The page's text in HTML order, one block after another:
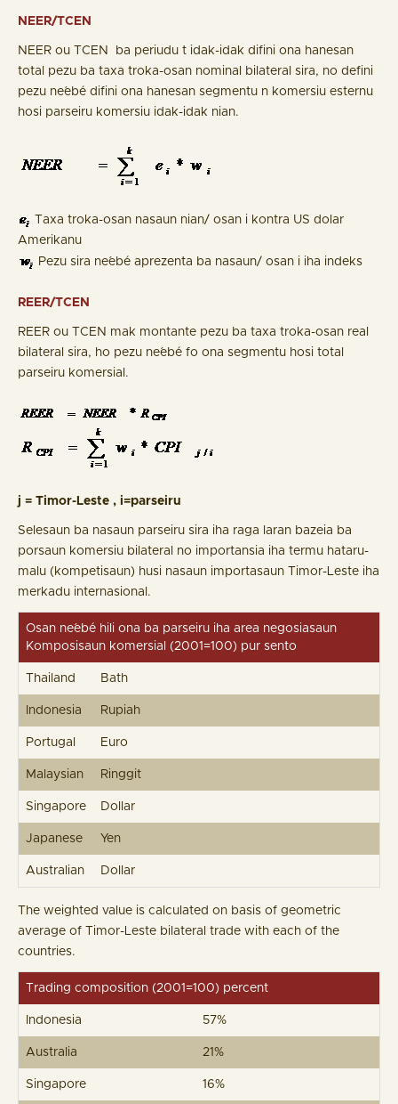
NEER/TCEN
NEER ou TCEN ba periudu t idak-idak difini ona hanesan
total pezu ba taxa troka-osan nominal bilateral sira, no defini
pezu ne´ebé difini ona hanesan segmentu n komersiu esternu
hosi parseiru komersiu idak-idak nian.
Taxa troka-osan nasaun nian/ osan i kontra US dolar
Amerikanu
Pezu sira ne´ebé aprezenta ba nasaun/ osan i iha indeks
REER/TCEN
REER ou TCEN mak montante pezu ba taxa troka-osan real
bilateral sira, ho pezu ne´ebé fo ona segmentu hosi total
parseiru komersial.
j = Timor-Leste , i=parseiru
Selesaun ba nasaun parseiru sira iha raga laran bazeia ba
porsaun komersiu bilateral no importansia iha termu hataru-
malu (kompetisaun) husi nasaun importasaun Timor-Leste iha
merkadu internasional.
Osan ne´ebé hili ona ba parseiru iha area negosiasaun
Komposisaun komersial (2001=100) pur sento
Thailand Bath
Indonesia Rupiah
Portugal Euro
Malaysian Ringgit
Singapore Dollar
Japanese Yen
Australian Dollar
The weighted value is calculated on basis of geometric
average of Timor-Leste bilateral trade with each of the
countries.
Trading composition (2001=100) percent
Indonesia 57%
Australia 21%
Singapore 16%